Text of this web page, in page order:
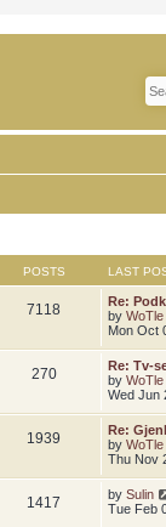
POSTS LAST
7118
Re:
by WoTle
Mon Oct
270
Re: Tv-
by WoTle
Wed Jun
1939
Re:
by WoTle
Thu Nov
1417 by Sulin
Tue Feb